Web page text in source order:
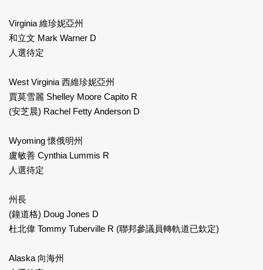
Virginia 維珍妮亞州
和立文 Mark Warner D
人選待定
West Virginia 西維珍妮亞州
賈莫雪麗 Shelley Moore Capito R
(安芝晨) Rachel Fetty Anderson D
Wyoming 懷俄明州
盧敏善 Cynthia Lummis R
人選待定
州長
(鐘道格) Doug Jones D
杜北偉 Tommy Tuberville R (聯邦參議員轉軌道已欽定)
Alaska 向海州